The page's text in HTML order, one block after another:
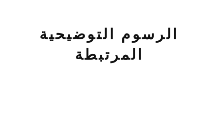
الرسوم التوضيحية
المرتبطة